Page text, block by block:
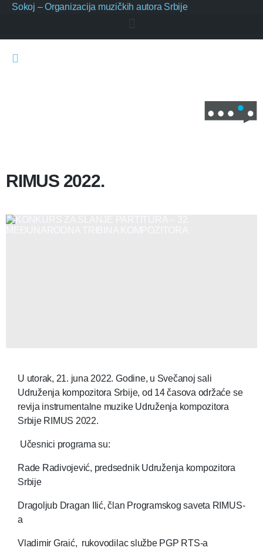
Sokoj – Organizacija muzičkih autora Srbije
U utorak, 21. juna 2022. Godine, u Svečanoj sali
Udruženja kompozitora Srbije, od 14 časova održaće se
revija instrumentalne muzike Udruženja kompozitora
Srbije RIMUS 2022.
Učesnici programa su:
Rade Radivojević, predsednik Udruženja kompozitora
Srbije
Dragoljub Dragan Ilić, član Programskog saveta RIMUS-
a
Vladimir Graić, rukovodilac službe PGP RTS-a
RIMUS 2022.